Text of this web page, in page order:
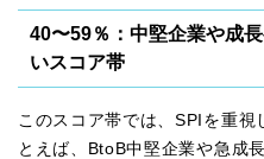
40〜59％：中堅企業や成
いスコア帯
このスコア帯では、SPIを重
とえば、BtoB中堅企業や急成